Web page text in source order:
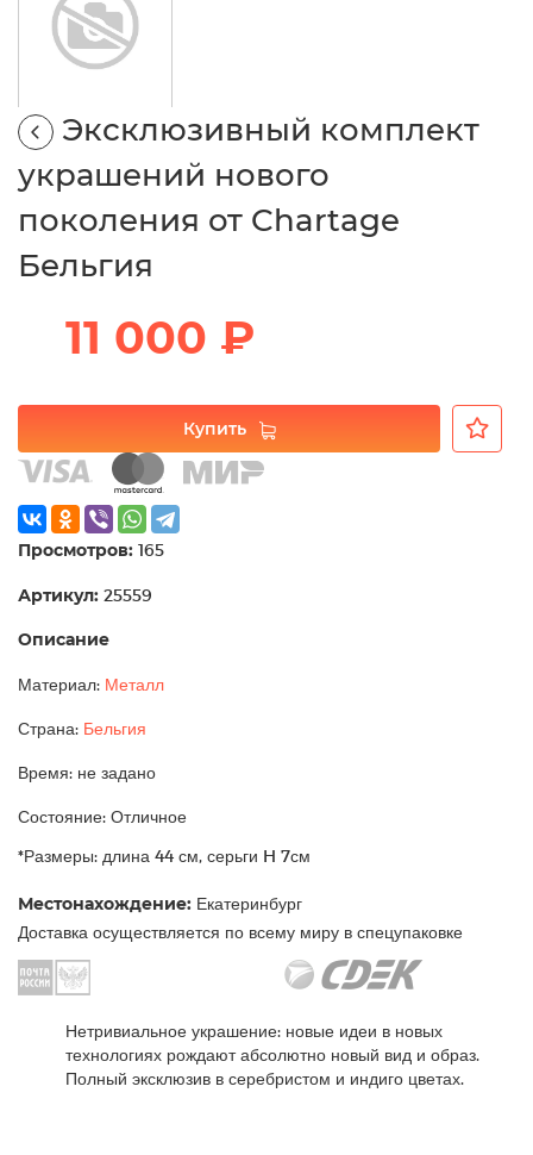
Эксклюзивный комплект
украшений нового
поколения от Chartage
Бельгия
11 000 ₽
Купить
Просмотров: 165
Артикул: 25559
Описание
Материал: Металл
Страна: Бельгия
Время: не задано
Состояние: Отличное
*Размеры: длина 44 см, серьги H 7см
Местонахождение: Екатеринбург
Доставка осуществляется по всему миру в спецупаковке
Нетривиальное украшение: новые идеи в новых
технологиях рождают абсолютно новый вид и образ.
Полный эксклюзив в серебристом и индиго цветах.